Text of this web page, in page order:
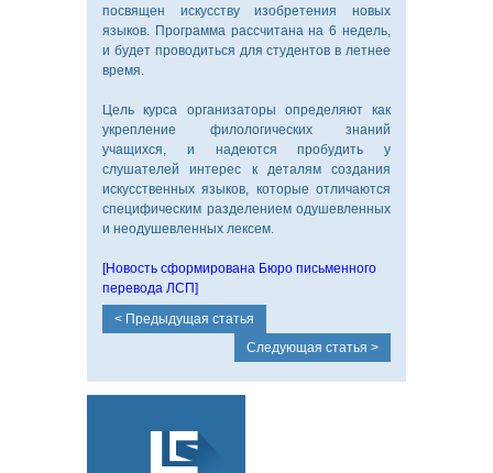
посвящен искусству изобретения новых
языков. Программа рассчитана на 6 недель,
и будет проводиться для студентов в летнее
время.
Цель курса организаторы определяют как
укрепление филологических знаний
учащихся, и надеются пробудить у
слушателей интерес к деталям создания
искусственных языков, которые отличаются
специфическим разделением одушевленных
и неодушевленных лексем.
[Новость сформирована Бюро письменного
перевода ЛСП]
< Предыдущая статья
Следующая статья >
ПИСЬМЕННЫЙ
ПЕРЕВОД
УСТНЫЙ
ЗАВЕРЕНИЕ